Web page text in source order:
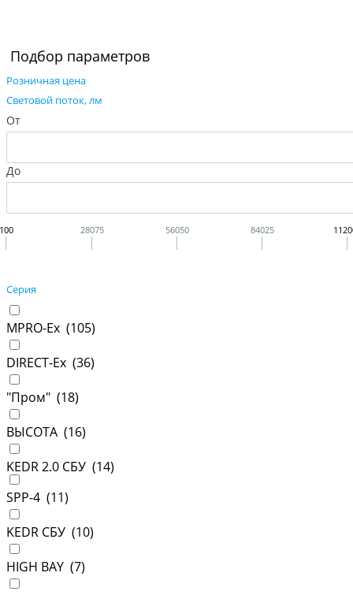
Подбор параметров
Розничная цена
Cветовой поток, лм
От
До
28075 56050 84025
Серия
MPRO-Ex (105)
DIRECT-Ex (36)
"Пром" (18)
ВЫСОТА (16)
KEDR 2.0 СБУ (14)
SPP-4 (11)
KEDR СБУ (10)
HIGH BAY (7)